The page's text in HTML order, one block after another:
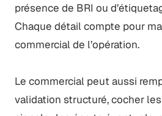
présence de BRI ou
Chaque détail compte pour
commercial de l’opération.
Le commercial peut aussi
validation structuré, cocher